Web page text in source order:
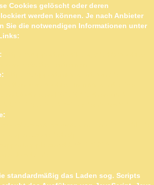
Cookies gelöscht oder deren
werden können. Je nach Anbieter
Sie die notwendigen Informationen unter
standardmäßig das Laden sog. Scripts